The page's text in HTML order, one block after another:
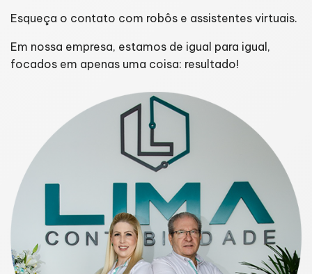
Esqueça o contato com robôs e assistentes virtuais.
Em nossa empresa, estamos de igual para igual,
focados em apenas uma coisa: resultado!